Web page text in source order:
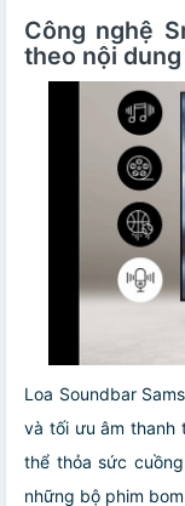
Công nghệ
theo nội
Loa Soundbar
và tối ưu âm thanh
thể thỏa sức
những bộ phim